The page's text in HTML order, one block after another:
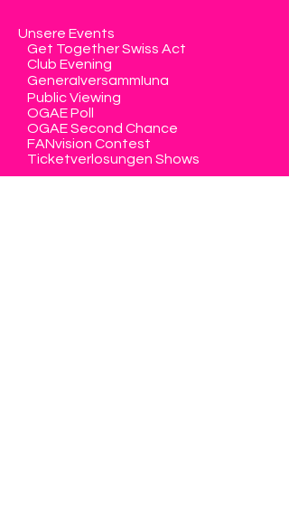
Unsere Events
Get Together Swiss Act
Club Evening
Generalversammlung
Public Viewing
OGAE Poll
OGAE Second Chance
FANvision Contest
Ticketverlosungen Shows